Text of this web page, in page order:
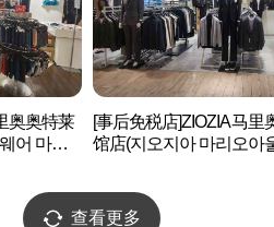
奥奥特莱
어 마리
[事后免税店]ZIOZIA马里
馆店(지오지아 마리오아
查看更多